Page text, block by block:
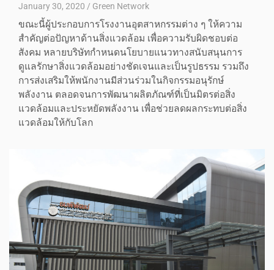
January 30, 2020 Green Network
ขณะนี้ผู้ประกอบการโรงงานอุตสาหกรรมต่าง ๆ ให้ความ
สำคัญต่อปัญหาด้านสิ่งแวดล้อม เพื่อความรับผิดชอบต่อ
สังคม หลายบริษัทกำหนดนโยบายแนวทางสนับสนุนการ
ดูแลรักษาสิ่งแวดล้อมอย่างชัดเจนและเป็นรูปธรรม รวมถึง
การส่งเสริมให้พนักงานมีส่วนร่วมในกิจกรรมอนุรักษ์
พลังงาน ตลอดจนการพัฒนาผลิตภัณฑ์ที่เป็นมิตรต่อสิ่ง
แวดล้อมและประหยัดพลังงาน เพื่อช่วยลดผลกระทบต่อสิ่ง
แวดล้อมให้กับโลก